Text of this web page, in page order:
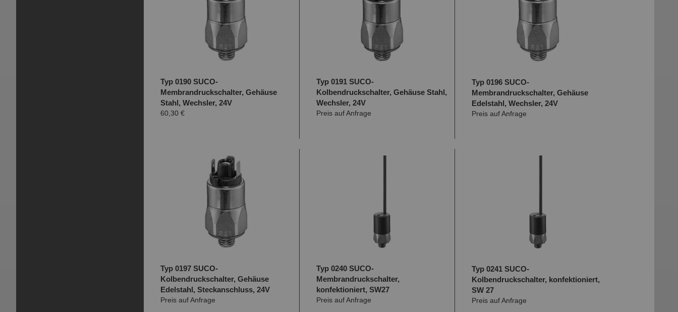
Typ 0190 SUCO-
Membrandruckschalter, Gehäuse
Stahl, Wechsler, 24V
60,30 €
Typ 0191 SUCO-
Kolbendruckschalter, Gehäuse Stahl,
Wechsler, 24V
Preis auf Anfrage
Typ 0196 SUCO-
Membrandruckschalter, Gehäuse
Edelstahl, Wechsler, 24V
Preis auf Anfrage
Typ 0197 SUCO-
Kolbendruckschalter, Gehäuse
Edelstahl, Steckanschluss, 24V
Preis auf Anfrage
Typ 0240 SUCO-
Membrandruckschalter,
konfektioniert, SW27
Preis auf Anfrage
Typ 0241 SUCO-
Kolbendruckschalter, konfektioniert,
SW 27
Preis auf Anfrage